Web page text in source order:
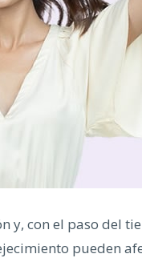
y, con el paso del
pueden